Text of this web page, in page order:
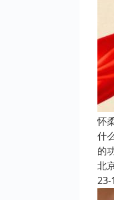
怀
什
的
北
23-